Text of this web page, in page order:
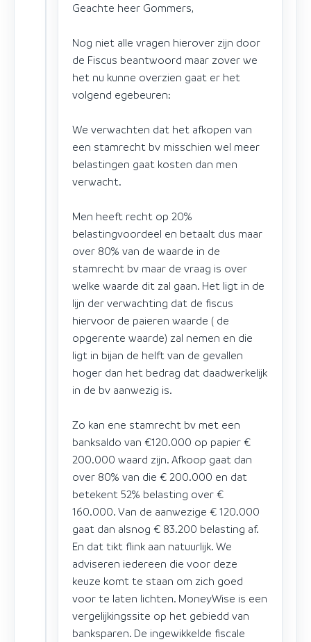
Geachte heer Gommers,
Nog niet alle vragen hierover zijn door
de Fiscus beantwoord maar zover we
het nu kunne overzien gaat er het
volgend egebeuren:
We verwachten dat het afkopen van
een stamrecht bv misschien wel meer
belastingen gaat kosten dan men
verwacht.
Men heeft recht op 20%
belastingvoordeel en betaalt dus maar
over 80% van de waarde in de
stamrecht bv maar de vraag is over
welke waarde dit zal gaan. Het ligt in de
lijn der verwachting dat de fiscus
hiervoor de paieren waarde ( de
opgerente waarde) zal nemen en die
ligt in bijan de helft van de gevallen
hoger dan het bedrag dat daadwerkelijk
in de bv aanwezig is.
Zo kan ene stamrecht bv met een
banksaldo van €120.000 op papier €
200.000 waard zijn. Afkoop gaat dan
over 80% van die € 200.000 en dat
betekent 52% belasting over €
160.000. Van de aanwezige € 120.000
gaat dan alsnog € 83.200 belasting af.
En dat tikt flink aan natuurlijk. We
adviseren iedereen die voor deze
keuze komt te staan om zich goed
voor te laten lichten. MoneyWise is een
vergelijkingssite op het gebiedd van
banksparen. De ingewikkelde fiscale